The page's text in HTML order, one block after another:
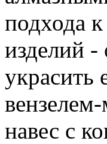
подхода
изделий -
украсить
навес с